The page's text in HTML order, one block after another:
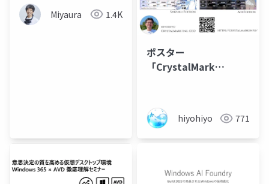
Miyaura 1.4K
ポスター
「CrystalMark
hiyohiyo 771